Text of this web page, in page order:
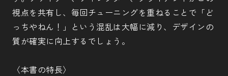
視点を共有し、毎回チューニングを重ねることで「ど
っちやねん！」という混乱は大幅に減り、デザインの
質が確実に向上するでしょう。
〈本書の特長〉